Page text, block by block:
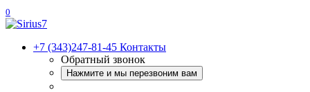
0
+7 (343)247-81-45 Контакты
Обратный звонок
Нажмите и мы перезвоним вам